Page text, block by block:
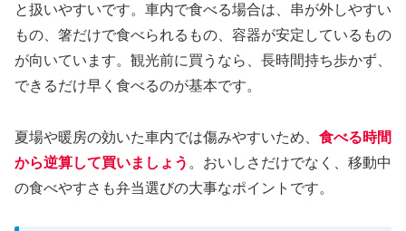
と扱いやすいです。車内で食べる場合は、串が外しやすい
もの、箸だけで食べられるもの、容器が安定しているもの
が向いています。観光前に買うなら、長時間持ち歩かず、
できるだけ早く食べるのが基本です。
夏場や暖房の効いた車内では傷みやすいため、 食べる時間
から逆算して買いましょう 。おいしさだけでなく、移動中
の食べやすさも弁当選びの大事なポイントです。